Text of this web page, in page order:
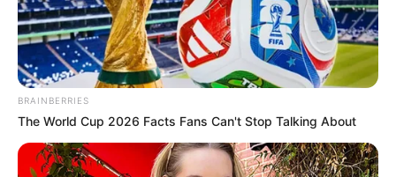
BRAINBERRIES
The World Cup 2026 Facts Fans Can't Stop Talking About